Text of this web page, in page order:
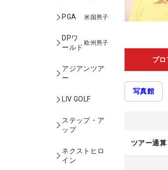
PGA 米国男子
DPワ
ールド
欧州男子
アジアンツア
ー
LIV GOLF
ステップ・ア
ップ
ネクストヒロ
イン
プロ
写真館
ツアー通算